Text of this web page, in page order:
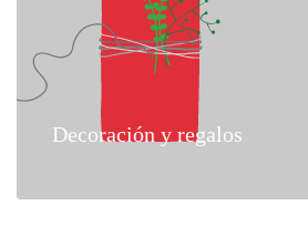
Decoración y regalos